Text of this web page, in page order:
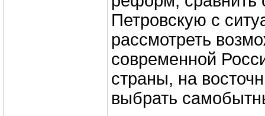
Петровскую с
рассмотреть
современной
страны, на
выбрать